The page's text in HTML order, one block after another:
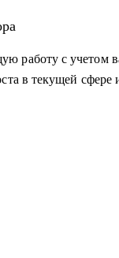
работу с учетом
в текущей